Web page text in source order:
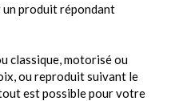
un produit répondant
classique, motorisé ou
ou reproduit suivant le
est possible pour votre